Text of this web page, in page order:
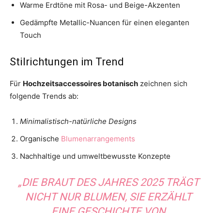
Warme Erdtöne mit Rosa- und Beige-Akzenten
Gedämpfte Metallic-Nuancen für einen eleganten
Touch
Stilrichtungen im Trend
Für Hochzeitsaccessoires botanisch zeichnen sich
folgende Trends ab:
Minimalistisch-natürliche Designs
Organische Blumenarrangements
Nachhaltige und umweltbewusste Konzepte
„DIE BRAUT DES JAHRES 2025 TRÄGT
NICHT NUR BLUMEN, SIE ERZÄHLT